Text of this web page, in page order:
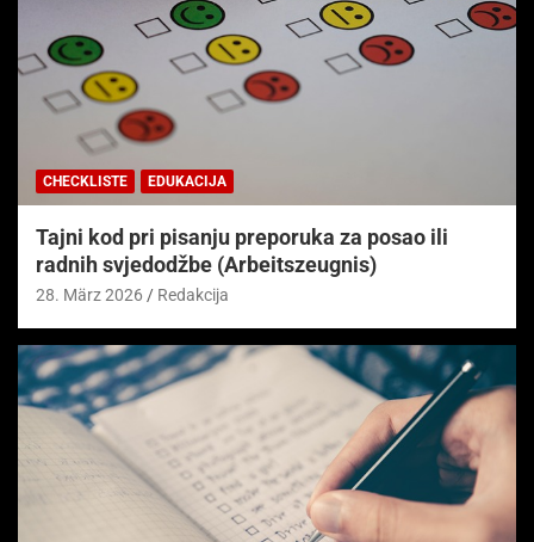
CHECKLISTE EDUKACIJA
Tajni kod pri pisanju preporuka za posao ili
radnih svjedodžbe (Arbeitszeugnis)
28. März 2026 Redakcija